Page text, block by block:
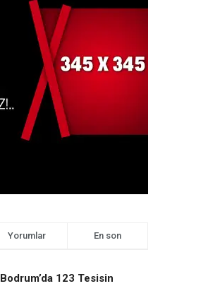
Yorumlar En son
Bodrum’da 123 Tesisin